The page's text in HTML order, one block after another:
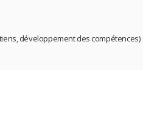
développement des compétences)